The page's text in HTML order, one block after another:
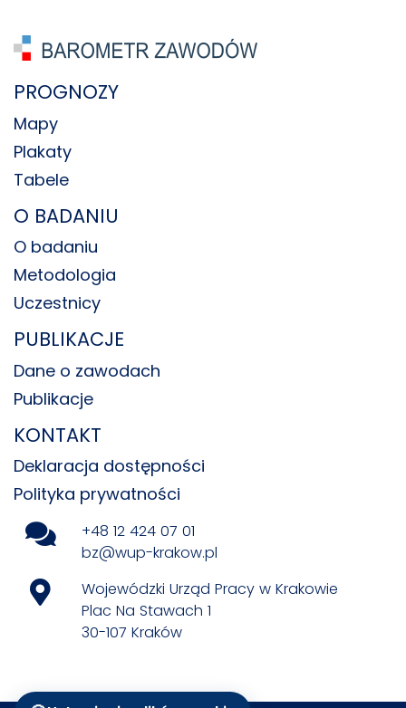
PROGNOZY
Mapy
Plakaty
Tabele
O BADANIU
O badaniu
Metodologia
Uczestnicy
PUBLIKACJE
Dane o zawodach
Publikacje
KONTAKT
Deklaracja dostępności
Polityka prywatności
+48 12 424 07 01
bz@wup-krakow.pl
Wojewódzki Urząd Pracy w Krakowie
Plac Na Stawach 1
30-107 Kraków